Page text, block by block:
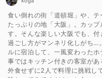
食い倒れの街「道頓堀」や、
たっぷりの地「大阪」。カッ
す。そんな楽しい大阪でも、
過ごし方がマンネリ化しがち…
ルに宿泊して、一風変わった
事ではキッチン付きの客室が
外食せずに2人で料理に挑戦し